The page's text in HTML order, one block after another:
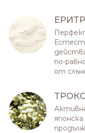
по-
от